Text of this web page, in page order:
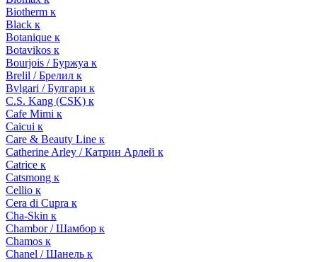
Biotherm к
Black к
Botanique к
Botavikos к
Bourjois / Буржуа к
Brelil / Брелил к
Bvlgari / Булгари к
C.S. Kang (CSK) к
Cafe Mimi к
Caicui к
Care & Beauty Line к
Catherine Arley / Катрин Арлей к
Catrice к
Catsmong к
Cellio к
Cera di Cupra к
Cha-Skin к
Chambor / Шамбор к
Chamos к
Chanel / Шанель к